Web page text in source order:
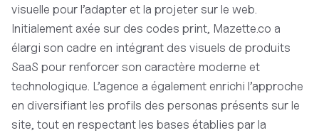
visuelle pour l’adapter et la projeter sur le web.
Initialement axée sur des codes print, Mazette.co a
élargi son cadre en intégrant des visuels de produits
SaaS pour renforcer son caractère moderne et
technologique. L’agence a également enrichi l’approche
en diversifiant les profils des personas présents sur le
site, tout en respectant les bases établies par la